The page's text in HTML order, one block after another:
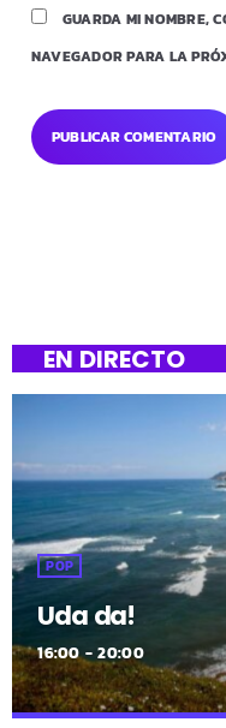
GUARDA MI NOMBRE,
NAVEGADOR PARA LA
EN DIRECTO
POP
Uda da!
16:00 - 20:00